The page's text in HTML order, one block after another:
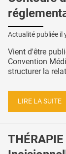
Actualité publiée il
Vient d'être
Convention
structurer la
LIRE LA SUITE